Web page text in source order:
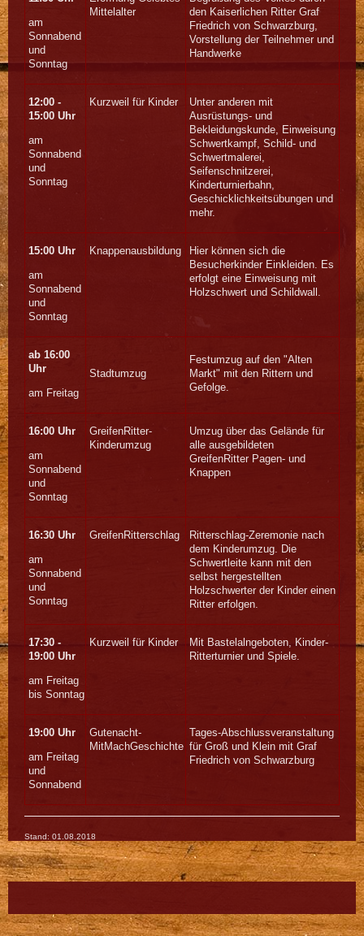
am
Sonnabend
und
Sonntag
Mittelalter
den Kaiserlichen Ritter Graf
Friedrich von Schwarzburg,
Vorstellung der Teilnehmer und
Handwerke
12:00 -
15:00 Uhr
am
Sonnabend
und
Sonntag
Kurzweil für Kinder
Unter anderen mit
Ausrüstungs- und
Bekleidungskunde, Einweisung
Schwertkampf, Schild- und
Schwertmalerei,
Seifenschnitzerei,
Kinderturnierbahn,
Geschicklichkeitsübungen und
mehr.
15:00 Uhr
am
Sonnabend
und
Sonntag
Knappenausbildung
Hier können sich die
Besucherkinder Einkleiden. Es
erfolgt eine Einweisung mit
Holzschwert und Schildwall.
ab 16:00
Uhr
am Freitag
Stadtumzug
Festumzug auf den "Alten
Markt" mit den Rittern und
Gefolge.
16:00 Uhr
am
Sonnabend
und
Sonntag
GreifenRitter-
Kinderumzug
Umzug über das Gelände für
alle ausgebildeten
GreifenRitter Pagen- und
Knappen
16:30 Uhr
am
Sonnabend
und
Sonntag
GreifenRitterschlag
Ritterschlag-Zeremonie nach
dem Kinderumzug. Die
Schwertleite kann mit den
selbst hergestellten
Holzschwerter der Kinder einen
Ritter erfolgen.
17:30 -
19:00 Uhr
am Freitag
bis Sonntag
Kurzweil für Kinder
Mit Bastelalngeboten, Kinder-
Ritterturnier und Spiele.
19:00 Uhr
am Freitag
und
Sonnabend
Gutenacht-
MitMachGeschichte
Tages-Abschlussveranstaltung
für Groß und Klein mit Graf
Friedrich von Schwarzburg
Stand: 01.08.2018